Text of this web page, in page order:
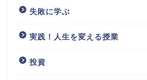
失敗に学ぶ
実践！人生を変える授業
投資